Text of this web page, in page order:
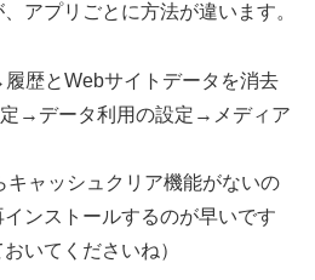
アプリごとに方法が違います。
歴とWebサイトデータを消去
→データ利用の設定→メディア
キャッシュクリア機能がないの
ンストールするのが早いです
いてくださいね）